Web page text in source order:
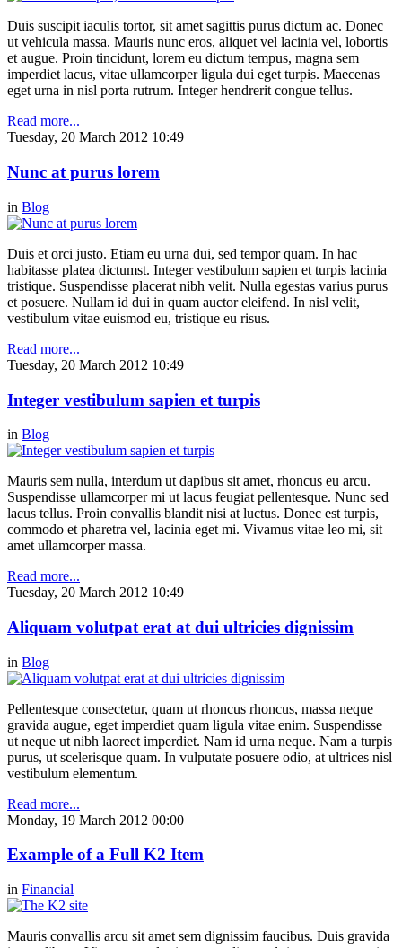
Duis suscipit iaculis tortor, sit amet sagittis purus dictum ac. Donec
ut vehicula massa. Mauris nunc eros, aliquet vel lacinia vel, lobortis
et augue. Proin tincidunt, lorem eu dictum tempus, magna sem
imperdiet lacus, vitae ullamcorper ligula dui eget turpis. Maecenas
eget urna in nisl porta rutrum. Integer hendrerit congue tellus.
Read more...
Tuesday, 20 March 2012 10:49
Nunc at purus lorem
in Blog
Duis et orci justo. Etiam eu urna dui, sed tempor quam. In hac
habitasse platea dictumst. Integer vestibulum sapien et turpis lacinia
tristique. Suspendisse placerat nibh velit. Nulla egestas varius purus
et posuere. Nullam id dui in quam auctor eleifend. In nisl velit,
vestibulum vitae euismod eu, tristique eu risus.
Read more...
Tuesday, 20 March 2012 10:49
Integer vestibulum sapien et turpis
in Blog
Mauris sem nulla, interdum ut dapibus sit amet, rhoncus eu arcu.
Suspendisse ullamcorper mi ut lacus feugiat pellentesque. Nunc sed
lacus tellus. Proin convallis blandit nisi at luctus. Donec est turpis,
commodo et pharetra vel, lacinia eget mi. Vivamus vitae leo mi, sit
amet ullamcorper massa.
Read more...
Tuesday, 20 March 2012 10:49
Aliquam volutpat erat at dui ultricies dignissim
in Blog
Pellentesque consectetur, quam ut rhoncus rhoncus, massa neque
gravida augue, eget imperdiet quam ligula vitae enim. Suspendisse
ut neque ut nibh laoreet imperdiet. Nam id urna neque. Nam a turpis
purus, ut scelerisque quam. In vulputate posuere odio, at ultrices nisl
vestibulum elementum.
Read more...
Monday, 19 March 2012 00:00
Example of a Full K2 Item
in Financial
Mauris convallis arcu sit amet sem dignissim faucibus. Duis gravida